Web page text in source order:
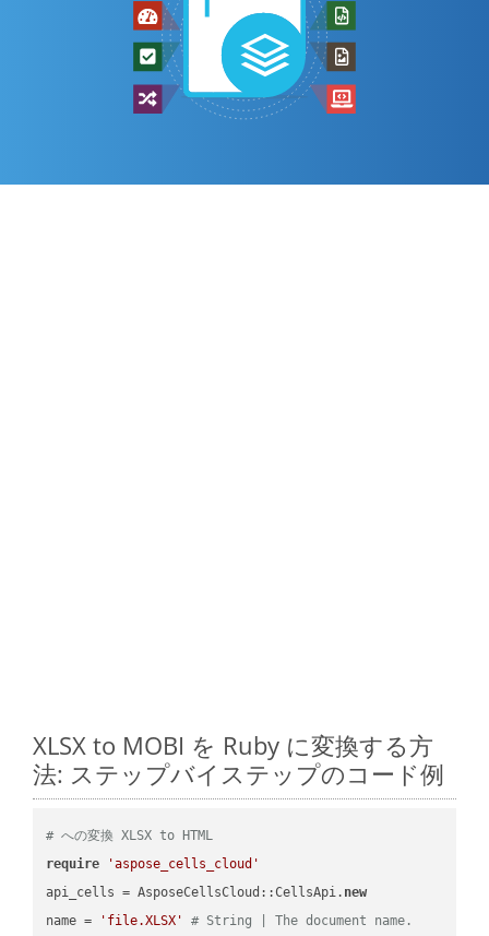
XLSX to MOBI を Ruby に変換する方
法: ステップバイステップのコード例
# への変換 XLSX to HTML
require
'aspose_cells_cloud'
api_cells = AsposeCellsCloud::CellsApi. new
name =
'file.XLSX' # String | The document name.